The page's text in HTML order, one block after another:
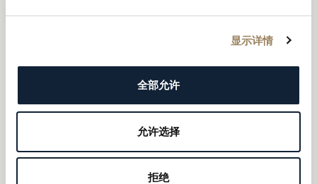
显示详情
全部允许
允许选择
拒绝
无论镂空的针尖被称为苹果形或是月形，都为镂空偏心
设计。修长雅致，精美绝伦的指针，甫一面世即大受欢
迎。自此，“宝玑指针”（Breguet hands）便如“宝玑游
丝”般，迅速成为制表业的常用专业名词。
的艺术家，他们促使宝玑先生不断地超越自我，挑战卓
越：其中最为著名的是Vaujour，曾经在1787年到1826
年间的近四十年里，不断地被提及；Thévenon，从1793